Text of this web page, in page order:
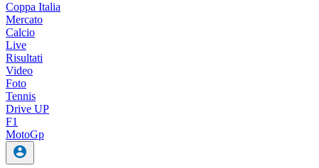
Coppa Italia
Mercato
Calcio
Live
Risultati
Video
Foto
Tennis
Drive UP
F1
MotoGp